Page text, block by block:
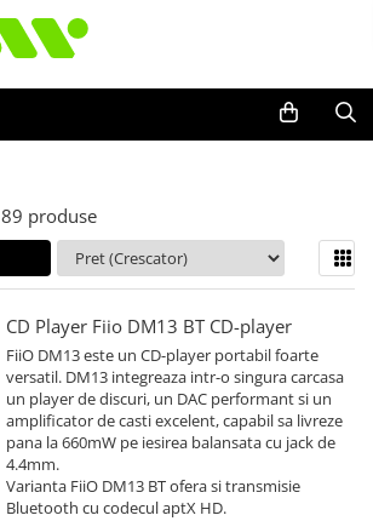
89 produse
CD Player Fiio DM13 BT CD-player
FiiO DM13 este un CD-player portabil foarte
versatil. DM13 integreaza intr-o singura carcasa
un player de discuri, un DAC performant si un
amplificator de casti excelent, capabil sa livreze
pana la 660mW pe iesirea balansata cu jack de
4.4mm.
Varianta FiiO DM13 BT ofera si transmisie
Bluetooth cu codecul aptX HD.